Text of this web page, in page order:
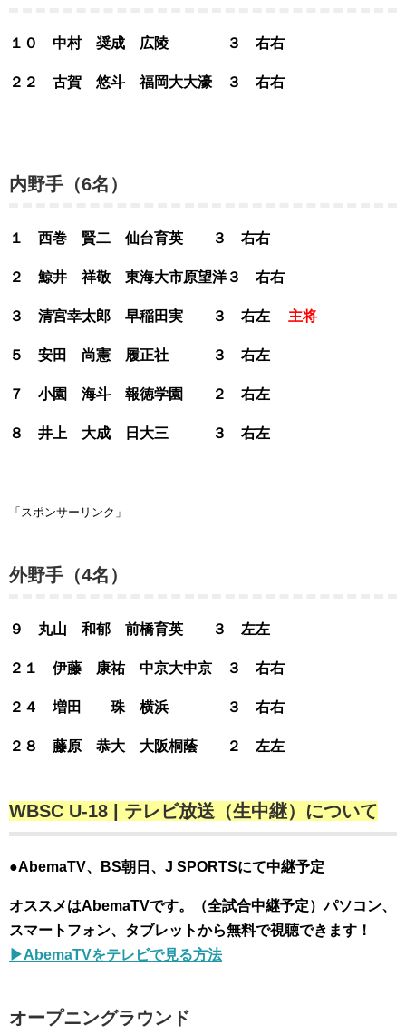
１０ 中村 奨成 広陵 ３ 右右
２２ 古賀 悠斗 福岡大大濠 ３ 右右
内野手（6名）
１ 西巻 賢二 仙台育英 ３ 右右
２ 鯨井 祥敬 東海大市原望洋３ 右右
３ 清宮幸太郎 早稲田実 ３ 右左 主将
５ 安田 尚憲 履正社 ３ 右左
７ 小園 海斗 報徳学園 ２ 右左
８ 井上 大成 日大三 ３ 右左
「スポンサーリンク」
外野手（4名）
９ 丸山 和郁 前橋育英 ３ 左左
２１ 伊藤 康祐 中京大中京 ３ 右右
２４ 増田 珠 横浜 ３ 右右
２８ 藤原 恭大 大阪桐蔭 ２ 左左
WBSC U-18 | テレビ放送（生中継）について
●AbemaTV、BS朝日、J SPORTSにて中継予定
オススメはAbemaTVです。（全試合中継予定）パソコン、
スマートフォン、タブレットから無料で視聴できます！
▶︎AbemaTVをテレビで見る方法
オープニングラウンド